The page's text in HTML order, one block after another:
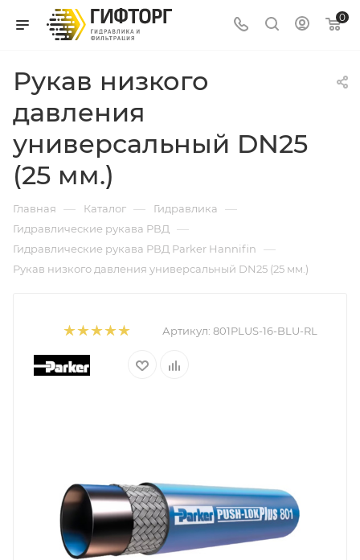
0
Рукав низкого
давления
универсальный DN25
(25 мм.)
Главная — Каталог — Гидравлика —
Гидравлические рукава РВД —
Гидравлические рукава РВД Parker Hannifin —
Рукав низкого давления универсальный DN25 (25 мм.)
Артикул: 801PLUS-16-BLU-RL